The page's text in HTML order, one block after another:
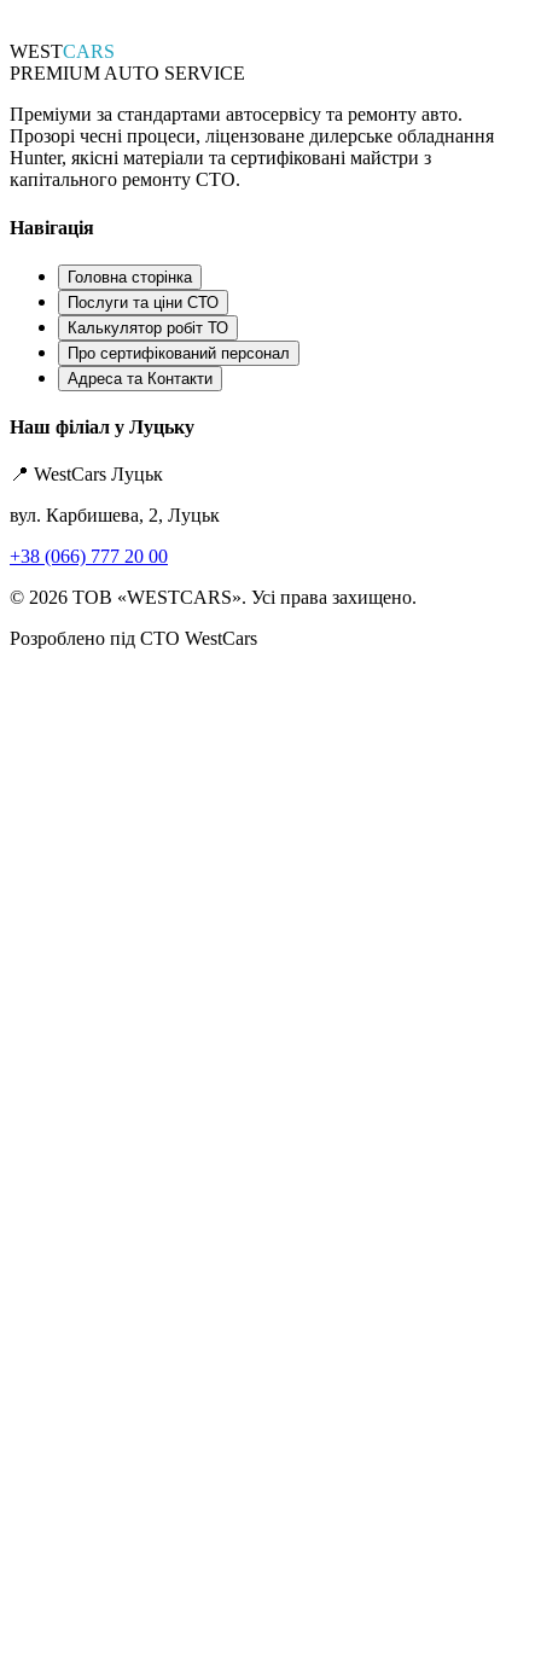
WESTCARS
PREMIUM AUTO SERVICE
Преміуми за стандартами автосервісу та ремонту авто.
Прозорі чесні процеси, ліцензоване дилерське обладнання
Hunter, якісні матеріали та сертифіковані майстри з
капітального ремонту СТО.
Навігація
Головна сторінка
Послуги та ціни СТО
Калькулятор робіт ТО
Про сертифікований персонал
Адреса та Контакти
Наш філіал у Луцьку
📍 WestCars Луцьк
вул. Карбишева, 2, Луцьк
+38 (066) 777 20 00
© 2026 ТОВ «WESTCARS». Усі права захищено.
Розроблено під СТО WestCars